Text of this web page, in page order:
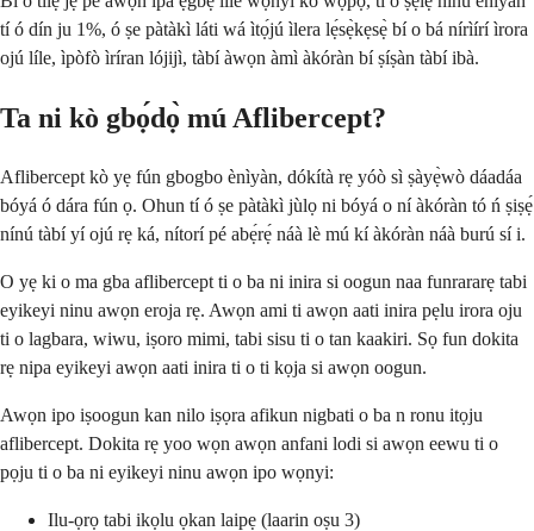
tí ó dín ju 1%, ó ṣe pàtàkì láti wá ìtọ́jú ìlera lẹ́sẹ̀kẹsẹ̀ bí o bá nírìírí ìrora
ojú líle, ìpòfò ìríran lójijì, tàbí àwọn àmì àkóràn bí ṣíṣàn tàbí ibà.
Ta ni kò gbọ́dọ̀ mú Aflibercept?
Aflibercept kò yẹ fún gbogbo ènìyàn, dókítà rẹ yóò sì ṣàyẹ̀wò dáadáa
bóyá ó dára fún ọ. Ohun tí ó ṣe pàtàkì jùlọ ni bóyá o ní àkóràn tó ń ṣiṣẹ́
nínú tàbí yí ojú rẹ ká, nítorí pé abẹ́rẹ́ náà lè mú kí àkóràn náà burú sí i.
O yẹ ki o ma gba aflibercept ti o ba ni inira si oogun naa funrararẹ tabi
eyikeyi ninu awọn eroja rẹ. Awọn ami ti awọn aati inira pẹlu irora oju
ti o lagbara, wiwu, iṣoro mimi, tabi sisu ti o tan kaakiri. Sọ fun dokita
rẹ nipa eyikeyi awọn aati inira ti o ti kọja si awọn oogun.
Awọn ipo iṣoogun kan nilo iṣọra afikun nigbati o ba n ronu itọju
aflibercept. Dokita rẹ yoo wọn awọn anfani lodi si awọn eewu ti o
pọju ti o ba ni eyikeyi ninu awọn ipo wọnyi:
Ilu-ọrọ tabi ikọlu ọkan laipẹ (laarin oṣu 3)